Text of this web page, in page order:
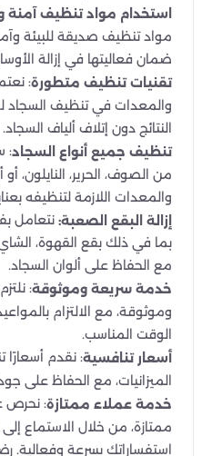
استخدام مواد تنظيف آمنة
مواد تنظيف صديقة للبيئة
ضمان فعاليتها في إزالة
تقنيات تنظيف متطورة:
والمعدات في تنظيف
النتائج دون إتلاف ألياف السجاد.
تنظيف جميع أنواع السجاد:
من الصوف، الحرير، النايلون،
والمعدات اللازمة لتنظيفه
إزالة البقع الصعبة: نتعامل
بما في ذلك بقع القهوة،
مع الحفاظ على ألوان السجاد.
خدمة سريعة وموثوقة:
وموثوقة، مع الالتزام
الوقت المناسب.
أسعار تنافسية: نقدم أسعارًا
الميزانيات، مع الحفاظ على
خدمة عملاء ممتازة: نحرص
ممتازة، من خلال الاستماع إلى
استفساراتك بسرعة وفعالية.